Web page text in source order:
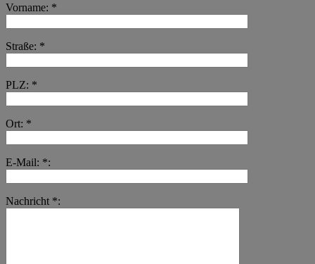
Vorname: *
Straße: *
PLZ: *
Ort: *
E-Mail: *:
Nachricht *: